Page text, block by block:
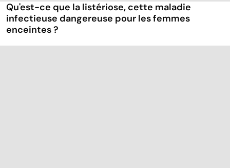
Qu'est-ce que la listériose, cette maladie
infectieuse dangereuse pour les femmes
enceintes ?